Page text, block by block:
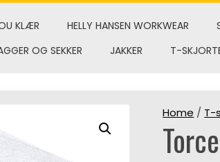
KLÆR HELLY HANSEN WORKWEAR
OG SEKKER
JAKKER T-
Home / T-